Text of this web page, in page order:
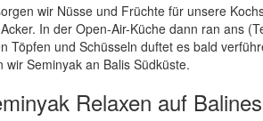
wir Nüsse und Früchte für unsere
In der Open-Air-Küche dann ran ans
Töpfen und Schüsseln duftet es bald
wir Seminyak an Balis Südküste.
Relaxen auf